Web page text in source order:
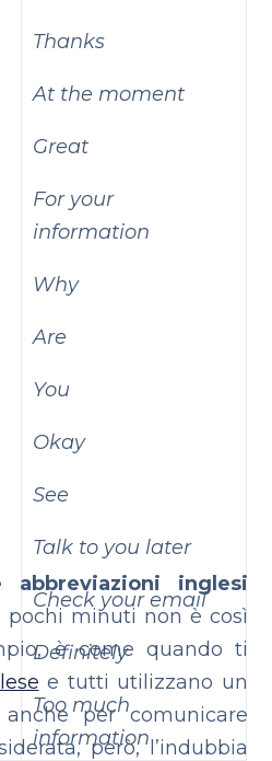
Thanks
At the moment
Great
For your
information
Why
Are
You
Okay
See
Talk to you later
Check your email
Definitely
Too much
information
inglesi
pochi minuti non è così
è come quando ti
e tutti utilizzano un
anche per comunicare
però, l’indubbia